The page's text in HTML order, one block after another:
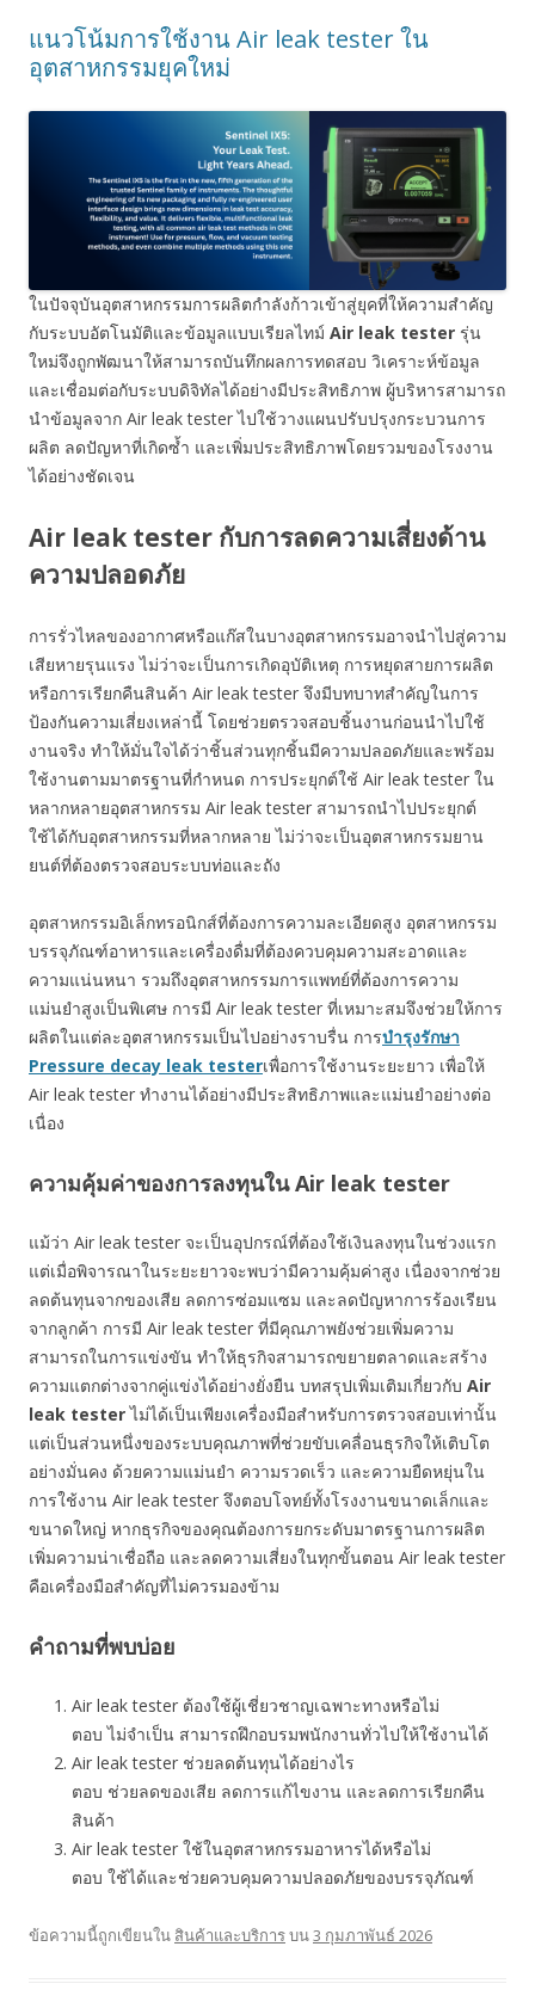
แนวโน้มการใช้งาน Air leak tester ใน
อุตสาหกรรมยุคใหม่
ในปัจจุบันอุตสาหกรรมการผลิตกำลังก้าวเข้าสู่ยุคที่ให้ความสำคัญ
กับระบบอัตโนมัติและข้อมูลแบบเรียลไทม์ Air leak tester รุ่น
ใหม่จึงถูกพัฒนาให้สามารถบันทึกผลการทดสอบ วิเคราะห์ข้อมูล
และเชื่อมต่อกับระบบดิจิทัลได้อย่างมีประสิทธิภาพ ผู้บริหารสามารถ
นำข้อมูลจาก Air leak tester ไปใช้วางแผนปรับปรุงกระบวนการ
ผลิต ลดปัญหาที่เกิดซ้ำ และเพิ่มประสิทธิภาพโดยรวมของโรงงาน
ได้อย่างชัดเจน
Air leak tester กับการลดความเสี่ยงด้าน
ความปลอดภัย
การรั่วไหลของอากาศหรือแก๊สในบางอุตสาหกรรมอาจนำไปสู่ความ
เสียหายรุนแรง ไม่ว่าจะเป็นการเกิดอุบัติเหตุ การหยุดสายการผลิต
หรือการเรียกคืนสินค้า Air leak tester จึงมีบทบาทสำคัญในการ
ป้องกันความเสี่ยงเหล่านี้ โดยช่วยตรวจสอบชิ้นงานก่อนนำไปใช้
งานจริง ทำให้มั่นใจได้ว่าชิ้นส่วนทุกชิ้นมีความปลอดภัยและพร้อม
ใช้งานตามมาตรฐานที่กำหนด การประยุกต์ใช้ Air leak tester ใน
หลากหลายอุตสาหกรรม Air leak tester สามารถนำไปประยุกต์
ใช้ได้กับอุตสาหกรรมที่หลากหลาย ไม่ว่าจะเป็นอุตสาหกรรมยาน
ยนต์ที่ต้องตรวจสอบระบบท่อและถัง
อุตสาหกรรมอิเล็กทรอนิกส์ที่ต้องการความละเอียดสูง อุตสาหกรรม
บรรจุภัณฑ์อาหารและเครื่องดื่มที่ต้องควบคุมความสะอาดและ
ความแน่นหนา รวมถึงอุตสาหกรรมการแพทย์ที่ต้องการความ
แม่นยำสูงเป็นพิเศษ การมี Air leak tester ที่เหมาะสมจึงช่วยให้การ
ผลิตในแต่ละอุตสาหกรรมเป็นไปอย่างราบรื่น การบำรุงรักษา
Pressure decay leak testerเพื่อการใช้งานระยะยาว เพื่อให้
Air leak tester ทำงานได้อย่างมีประสิทธิภาพและแม่นยำอย่างต่อ
เนื่อง
ความคุ้มค่าของการลงทุนใน Air leak tester
แม้ว่า Air leak tester จะเป็นอุปกรณ์ที่ต้องใช้เงินลงทุนในช่วงแรก
แต่เมื่อพิจารณาในระยะยาวจะพบว่ามีความคุ้มค่าสูง เนื่องจากช่วย
ลดต้นทุนจากของเสีย ลดการซ่อมแซม และลดปัญหาการร้องเรียน
จากลูกค้า การมี Air leak tester ที่มีคุณภาพยังช่วยเพิ่มความ
สามารถในการแข่งขัน ทำให้ธุรกิจสามารถขยายตลาดและสร้าง
ความแตกต่างจากคู่แข่งได้อย่างยั่งยืน บทสรุปเพิ่มเติมเกี่ยวกับ Air
leak testerไม่ได้เป็นเพียงเครื่องมือสำหรับการตรวจสอบเท่านั้น
แต่เป็นส่วนหนึ่งของระบบคุณภาพที่ช่วยขับเคลื่อนธุรกิจให้เติบโต
อย่างมั่นคง ด้วยความแม่นยำ ความรวดเร็ว และความยืดหยุ่นใน
การใช้งาน Air leak tester จึงตอบโจทย์ทั้งโรงงานขนาดเล็กและ
ขนาดใหญ่ หากธุรกิจของคุณต้องการยกระดับมาตรฐานการผลิต
เพิ่มความน่าเชื่อถือ และลดความเสี่ยงในทุกขั้นตอน Air leak tester
คือเครื่องมือสำคัญที่ไม่ควรมองข้าม
คำถามที่พบบ่อย
Air leak tester ต้องใช้ผู้เชี่ยวชาญเฉพาะทางหรือไม่
ตอบ ไม่จำเป็น สามารถฝึกอบรมพนักงานทั่วไปให้ใช้งานได้
Air leak tester ช่วยลดต้นทุนได้อย่างไร
ตอบ ช่วยลดของเสีย ลดการแก้ไขงาน และลดการเรียกคืน
สินค้า
Air leak tester ใช้ในอุตสาหกรรมอาหารได้หรือไม่
ตอบ ใช้ได้และช่วยควบคุมความปลอดภัยของบรรจุภัณฑ์
ข้อความนี้ถูกเขียนใน สินค้าและบริการบน3 กุมภาพันธ์ 2026